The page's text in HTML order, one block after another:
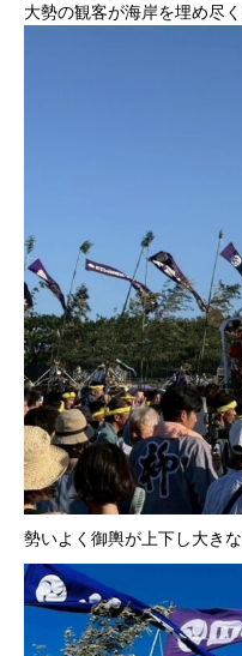
大勢の観客が海岸を埋め尽く
勢いよく御輿が上下し大きな